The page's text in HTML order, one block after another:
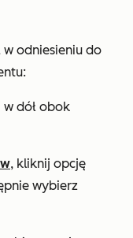
odniesieniu do
w dół obok
, kliknij opcję
wybierz